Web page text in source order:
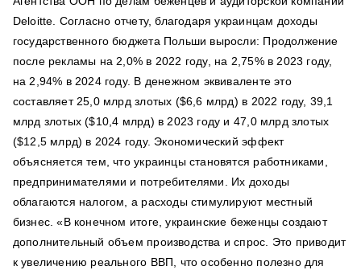
Deloitte. Согласно отчету, благодаря украинцам доходы
государственного бюджета Польши выросли: Продолжение
после рекламы на 2,0% в 2022 году, на 2,75% в 2023 году,
на 2,94% в 2024 году. В денежном эквиваленте это
составляет 25,0 млрд злотых ($6,6 млрд) в 2022 году, 39,1
млрд злотых ($10,4 млрд) в 2023 году и 47,0 млрд злотых
($12,5 млрд) в 2024 году. Экономический эффект
объясняется тем, что украинцы становятся работниками,
предпринимателями и потребителями. Их доходы
облагаются налогом, а расходы стимулируют местный
бизнес. «В конечном итоге, украинские беженцы создают
дополнительный объем производства и спрос. Это приводит
к увеличению реального ВВП, что особенно полезно для